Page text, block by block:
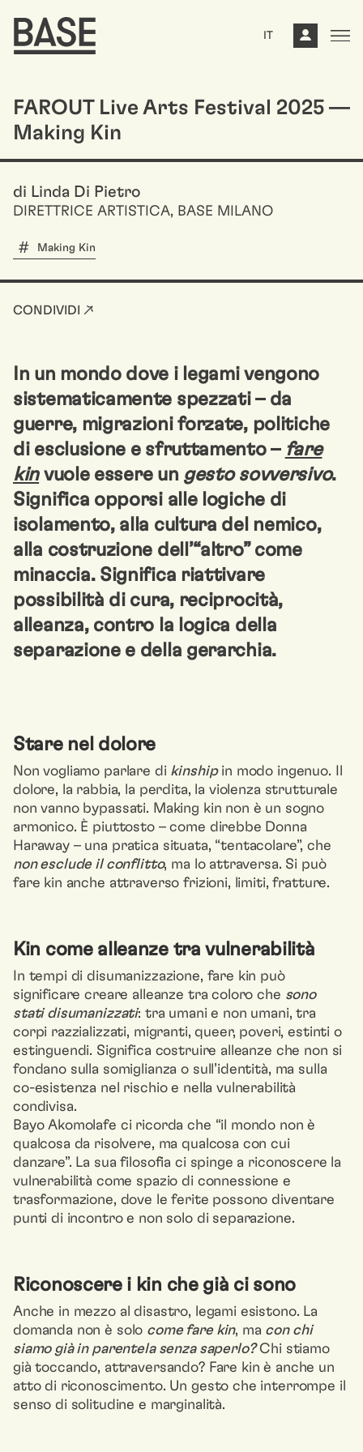
IT
FAROUT Live Arts Festival 2025 ––
Making Kin
di Linda Di Pietro
DIRETTRICE ARTISTICA, BASE MILANO
Making Kin
CONDIVIDI ↗
In un mondo dove i legami vengono
sistematicamente spezzati – da
guerre, migrazioni forzate, politiche
di esclusione e sfruttamento – fare
kin vuole essere un gesto sovversivo.
Significa opporsi alle logiche di
isolamento, alla cultura del nemico,
alla costruzione dell’“altro” come
minaccia. Significa riattivare
possibilità di cura, reciprocità,
alleanza, contro la logica della
separazione e della gerarchia.
Stare nel dolore
Non vogliamo parlare di kinshipin modo ingenuo. Il
dolore, la rabbia, la perdita, la violenza strutturale
non vanno bypassati. Making kin non è un sogno
armonico. È piuttosto – come direbbe Donna
Haraway – una pratica situata, “tentacolare”, che
non esclude il conflitto, ma lo attraversa. Si può
fare kin anche attraverso frizioni, limiti, fratture.
Kin come alleanze tra vulnerabilità
In tempi di disumanizzazione, fare kin può
significare creare alleanze tra coloro che sono
stati disumanizzati: tra umani e non umani, tra
corpi razzializzati, migranti, queer, poveri, estinti o
estinguendi. Significa costruire alleanze che non si
fondano sulla somiglianza o sull’identità, ma sulla
co-esistenza nel rischio e nella vulnerabilità
condivisa.
Bayo Akomolafe ci ricorda che “il mondo non è
qualcosa da risolvere, ma qualcosa con cui
danzare”. La sua filosofia ci spinge a riconoscere la
vulnerabilità come spazio di connessione e
trasformazione, dove le ferite possono diventare
punti di incontro e non solo di separazione.
Riconoscere i kin che già ci sono
Anche in mezzo al disastro, legami esistono. La
domanda non è solo come fare kin, ma con chi
siamo già in parentela senza saperlo?Chi stiamo
già toccando, attraversando? Fare kin è anche un
atto di riconoscimento. Un gesto che interrompe il
senso di solitudine e marginalità.